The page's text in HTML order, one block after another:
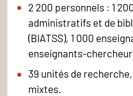
2 200 personnels : 1
administratifs et de
(BIATSS), 1 000
enseignants-
39 unités de
mixtes.